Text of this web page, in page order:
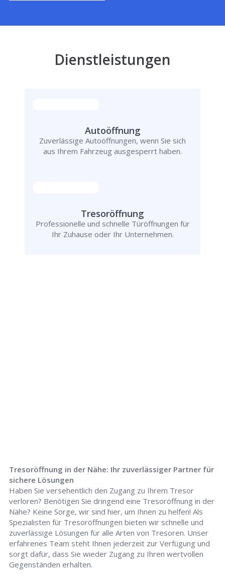
Dienstleistungen
Autoöffnung
Zuverlässige Autoöffnungen, wenn Sie sich
aus Ihrem Fahrzeug ausgesperrt haben.
Tresoröffnung
Professionelle und schnelle Türöffnungen für
Ihr Zuhause oder Ihr Unternehmen.
Tresoröffnung in der Nähe: Ihr zuverlässiger Partner für
sichere Lösungen
Haben Sie versehentlich den Zugang zu Ihrem Tresor
verloren? Benötigen Sie dringend eine Tresoröffnung in der
Nähe? Keine Sorge, wir sind hier, um Ihnen zu helfen! Als
Spezialisten für Tresoröffnungen bieten wir schnelle und
zuverlässige Lösungen für alle Arten von Tresoren. Unser
erfahrenes Team steht Ihnen jederzeit zur Verfügung und
sorgt dafür, dass Sie wieder Zugang zu Ihren wertvollen
Gegenständen erhalten.